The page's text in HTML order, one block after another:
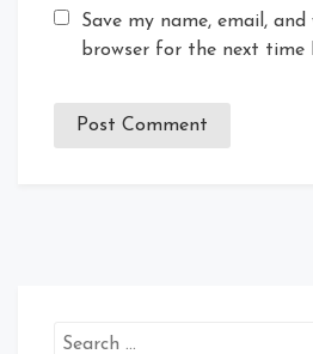
Save my name, email,
browser for the next time
Search